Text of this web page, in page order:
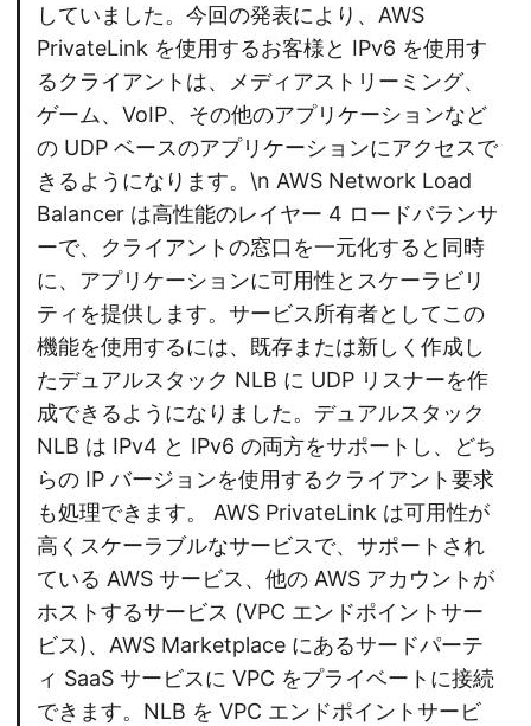
していました。今回の発表により、AWS
PrivateLink を使用するお客様と IPv6 を使用す
るクライアントは、メディアストリーミング、
ゲーム、VoIP、その他のアプリケーションなど
の UDP ベースのアプリケーションにアクセスで
きるようになります。\n AWS Network Load
Balancer は高性能のレイヤー 4 ロードバランサ
ーで、クライアントの窓口を一元化すると同時
に、アプリケーションに可用性とスケーラビリ
ティを提供します。サービス所有者としてこの
機能を使用するには、既存または新しく作成し
たデュアルスタック NLB に UDP リスナーを作
成できるようになりました。デュアルスタック
NLB は IPv4 と IPv6 の両方をサポートし、どち
らの IP バージョンを使用するクライアント要求
も処理できます。 AWS PrivateLink は可用性が
高くスケーラブルなサービスで、サポートされ
ている AWS サービス、他の AWS アカウントが
ホストするサービス (VPC エンドポイントサー
ビス)、AWS Marketplace にあるサードパーテ
ィ SaaS サービスに VPC をプライベートに接続
できます。NLB を VPC エンドポイントサービ